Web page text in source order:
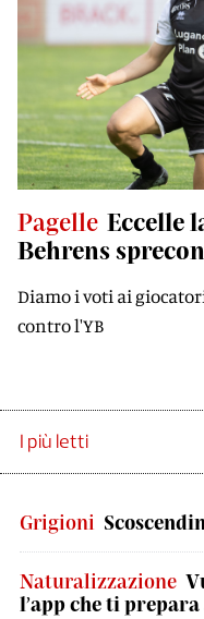
Pagelle Eccelle
Behrens
Diamo i voti ai
contro l'YB
I più letti
Grigioni
Naturalizzazione
l’app che ti prepara